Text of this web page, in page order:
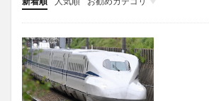
投稿
学び
マンガ
電子書籍